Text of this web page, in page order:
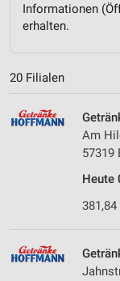
Informationen
erhalten.
20 Filialen
Am
57319
Heute